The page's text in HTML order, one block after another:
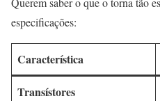
especificações:
Característica
Transístores